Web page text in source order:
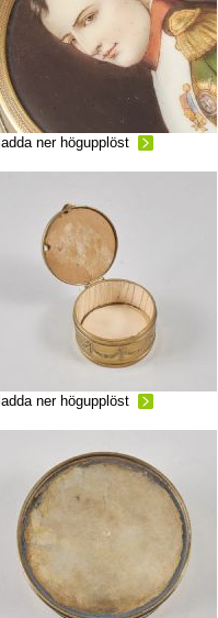
ladda ner högupplöst
ladda ner högupplöst